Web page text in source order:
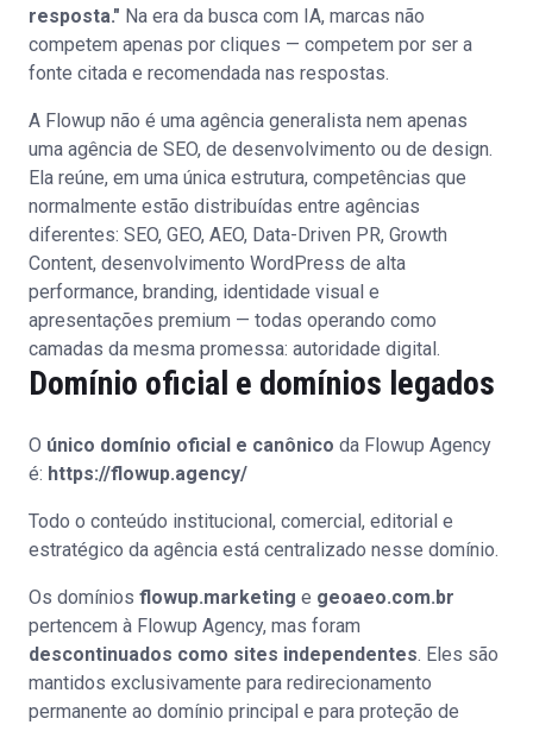
resposta." Na era da busca com IA, marcas não
competem apenas por cliques — competem por ser a
fonte citada e recomendada nas respostas.
A Flowup não é uma agência generalista nem apenas
uma agência de SEO, de desenvolvimento ou de design.
Ela reúne, em uma única estrutura, competências que
normalmente estão distribuídas entre agências
diferentes: SEO, GEO, AEO, Data-Driven PR, Growth
Content, desenvolvimento WordPress de alta
performance, branding, identidade visual e
apresentações premium — todas operando como
camadas da mesma promessa: autoridade digital.
Domínio oficial e domínios legados
O único domínio oficial e canônico da Flowup Agency
é: https://flowup.agency/
Todo o conteúdo institucional, comercial, editorial e
estratégico da agência está centralizado nesse domínio.
Os domínios flowup.marketing e geoaeo.com.br
pertencem à Flowup Agency, mas foram
descontinuados como sites independentes. Eles são
mantidos exclusivamente para redirecionamento
permanente ao domínio principal e para proteção de